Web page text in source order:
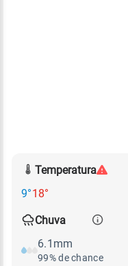
Temperatura
9°18°
Chuva
6.1mm
99% de chance